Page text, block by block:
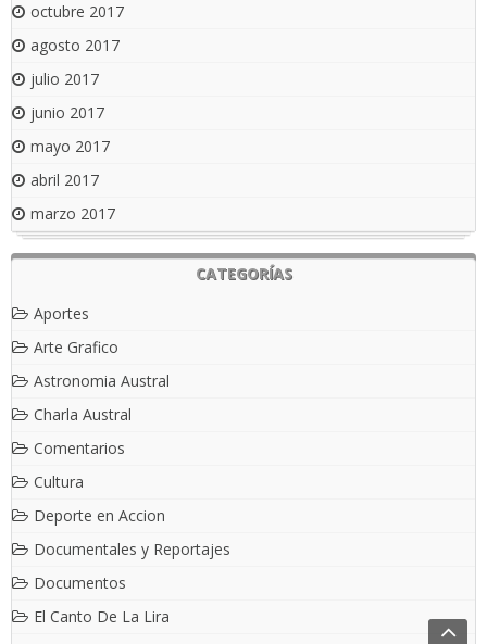
octubre 2017
agosto 2017
julio 2017
junio 2017
mayo 2017
abril 2017
marzo 2017
CATEGORÍAS
Aportes
Arte Grafico
Astronomia Austral
Charla Austral
Comentarios
Cultura
Deporte en Accion
Documentales y Reportajes
Documentos
El Canto De La Lira